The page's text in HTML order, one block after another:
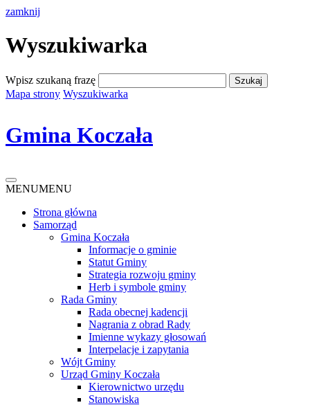
zamknij
Wyszukiwarka
Wpisz szukaną frazę
Mapa strony Wyszukiwarka
Gmina Koczała
MENUMENU
Strona główna
Samorząd
Gmina Koczała
Informacje o gminie
Statut Gminy
Strategia rozwoju gminy
Herb i symbole gminy
Rada Gminy
Rada obecnej kadencji
Nagrania z obrad Rady
Imienne wykazy głosowań
Interpelacje i zapytania
Wójt Gminy
Urząd Gminy Koczała
Kierownictwo urzędu
Stanowiska